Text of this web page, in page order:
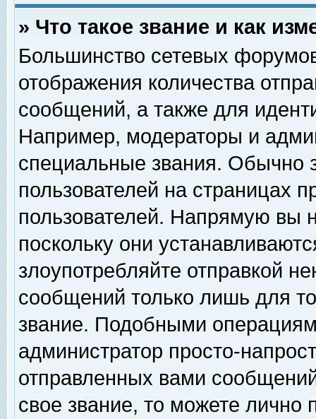
» Что такое звание и как
Большинство сетевых
отображения количества
сообщений, а также для
Например, модераторы и
специальные звания. Обычно
пользователей на страницах
пользователей. Напрямую вы
поскольку они
злоупотребляйте отправкой
сообщений только лишь для
звание. Подобными
администратор просто-
отправленных вами
свое звание, то можете лично